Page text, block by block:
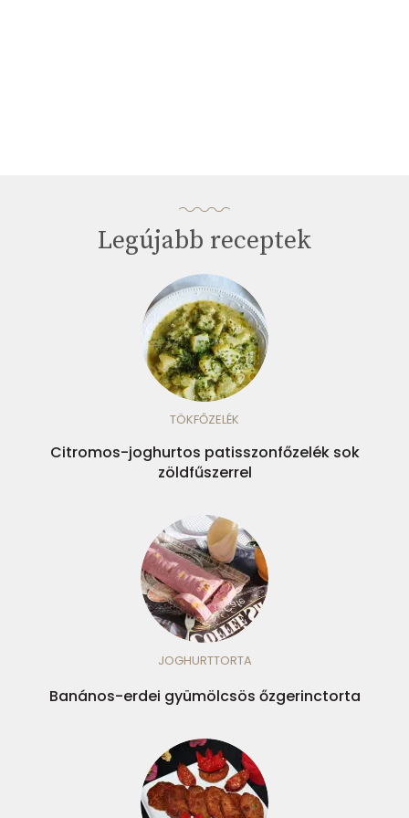
Legújabb receptek
TÖKFŐZELÉK
Citromos-joghurtos patisszonfőzelék sok
zöldfűszerrel
JOGHURTTORTA
Banános-erdei gyümölcsös őzgerinctorta